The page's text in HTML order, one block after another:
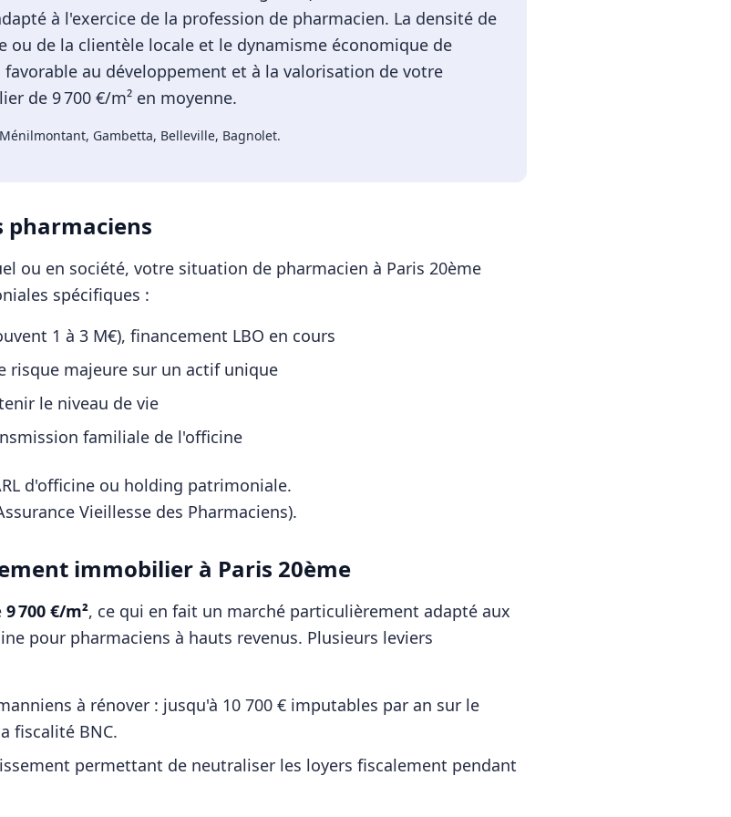
à l'exercice de la profession de pharmacien. La densité de
ou de la clientèle locale et le dynamisme économique de
au développement et à la valorisation de votre
de 9 700 €/m² en moyenne.
Gambetta, Belleville, Bagnolet.
pharmaciens
ou en société, votre situation de pharmacien à Paris 20ème
spécifiques :
1 à 3 M€), financement LBO en cours
risque majeure sur un actif unique
le niveau de vie
familiale de l'officine
d'officine ou holding patrimoniale.
Vieillesse des Pharmaciens).
immobilier à Paris 20ème
9 700 €/m², ce qui en fait un marché particulièrement adapté aux
pour pharmaciens à hauts revenus. Plusieurs leviers
à rénover : jusqu'à 10 700 € imputables par an sur le
fiscalité BNC.
permettant de neutraliser les loyers fiscalement pendant